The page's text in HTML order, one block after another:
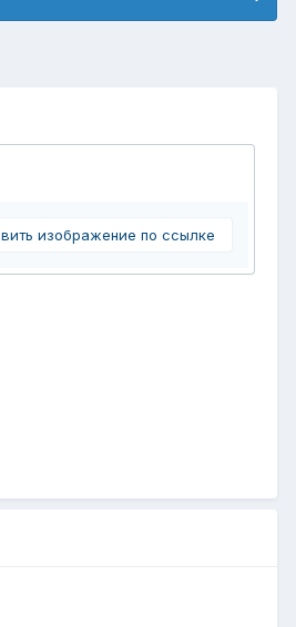
изображение по ссылке